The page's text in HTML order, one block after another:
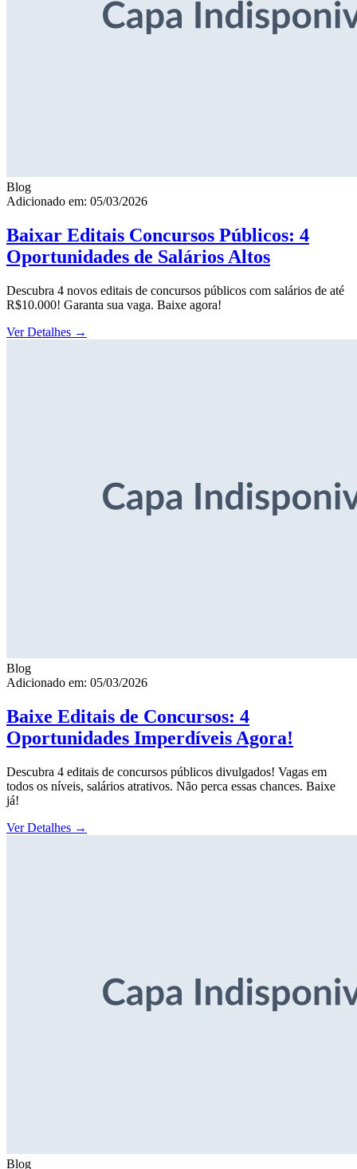
Blog
Adicionado em: 05/03/2026
Baixar Editais Concursos Públicos: 4
Oportunidades de Salários Altos
Descubra 4 novos editais de concursos públicos com salários de até
R$10.000! Garanta sua vaga. Baixe agora!
Ver Detalhes →
Blog
Adicionado em: 05/03/2026
Baixe Editais de Concursos: 4
Oportunidades Imperdíveis Agora!
Descubra 4 editais de concursos públicos divulgados! Vagas em
todos os níveis, salários atrativos. Não perca essas chances. Baixe
já!
Ver Detalhes →
Blog